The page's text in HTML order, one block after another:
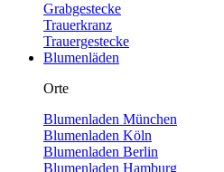
Grabgestecke
Trauerkranz
Trauergestecke
Blumenläden
Orte
Blumenladen München
Blumenladen Köln
Blumenladen Berlin
Blumenladen Hamburg